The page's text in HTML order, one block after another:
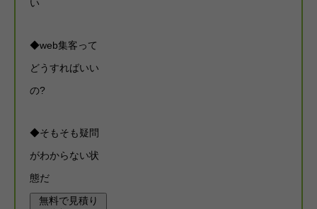
い
◆web集客って
どうすればいい
の?
◆そもそも疑問
がわからない状
態だ
無料で見積り